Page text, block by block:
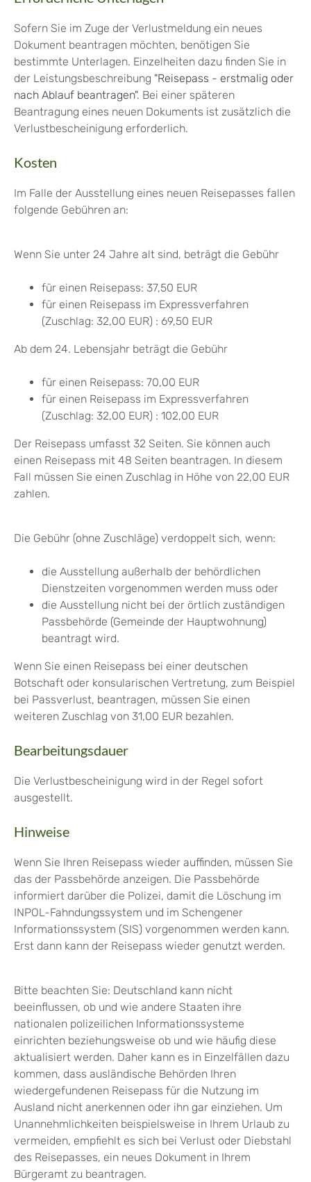
Sofern Sie im Zuge der Verlustmeldung ein neues
Dokument beantragen möchten, benötigen Sie
bestimmte Unterlagen. Einzelheiten dazu finden Sie in
der Leistungsbeschreibung "Reisepass - erstmalig oder
nach Ablauf beantragen". Bei einer späteren
Beantragung eines neuen Dokuments ist zusätzlich die
Verlustbescheinigung erforderlich.
Kosten
Im Falle der Ausstellung eines neuen Reisepasses fallen
folgende Gebühren an:
Wenn Sie unter 24 Jahre alt sind, beträgt die Gebühr
für einen Reisepass: 37,50 EUR
für einen Reisepass im Expressverfahren
(Zuschlag: 32,00 EUR) : 69,50 EUR
Ab dem 24. Lebensjahr beträgt die Gebühr
für einen Reisepass: 70,00 EUR
für einen Reisepass im Expressverfahren
(Zuschlag: 32,00 EUR) : 102,00 EUR
Der Reisepass umfasst 32 Seiten. Sie können auch
einen Reisepass mit 48 Seiten beantragen. In diesem
Fall müssen Sie einen Zuschlag in Höhe von 22,00 EUR
zahlen.
Die Gebühr (ohne Zuschläge) verdoppelt sich, wenn:
die Ausstellung außerhalb der behördlichen
Dienstzeiten vorgenommen werden muss oder
die Ausstellung nicht bei der örtlich zuständigen
Passbehörde (Gemeinde der Hauptwohnung)
beantragt wird.
Wenn Sie einen Reisepass bei einer deutschen
Botschaft oder konsularischen Vertretung, zum Beispiel
bei Passverlust, beantragen, müssen Sie einen
weiteren Zuschlag von 31,00 EUR bezahlen.
Bearbeitungsdauer
Die Verlustbescheinigung wird in der Regel sofort
ausgestellt.
Hinweise
Wenn Sie Ihren Reisepass wieder auffinden, müssen Sie
das der Passbehörde anzeigen. Die Passbehörde
informiert darüber die Polizei, damit die Löschung im
INPOL-Fahndungssystem und im Schengener
Informationssystem (SIS) vorgenommen werden kann.
Erst dann kann der Reisepass wieder genutzt werden.
Bitte beachten Sie: Deutschland kann nicht
beeinflussen, ob und wie andere Staaten ihre
nationalen polizeilichen Informationssysteme
einrichten beziehungsweise ob und wie häufig diese
aktualisiert werden. Daher kann es in Einzelfällen dazu
kommen, dass ausländische Behörden Ihren
wiedergefundenen Reisepass für die Nutzung im
Ausland nicht anerkennen oder ihn gar einziehen. Um
Unannehmlichkeiten beispielsweise in Ihrem Urlaub zu
vermeiden, empfiehlt es sich bei Verlust oder Diebstahl
des Reisepasses, ein neues Dokument in Ihrem
Bürgeramt zu beantragen.